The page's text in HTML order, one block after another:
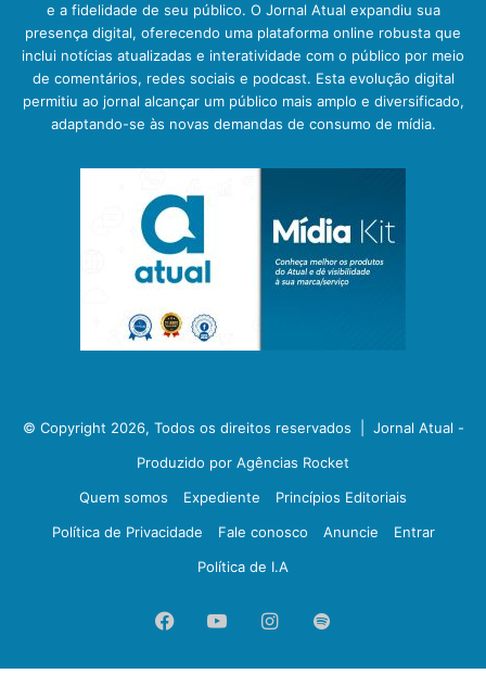
e a fidelidade de seu público. O Jornal Atual expandiu sua
presença digital, oferecendo uma plataforma online robusta que
inclui notícias atualizadas e interatividade com o público por meio
de comentários, redes sociais e podcast. Esta evolução digital
permitiu ao jornal alcançar um público mais amplo e diversificado,
adaptando-se às novas demandas de consumo de mídia.
© Copyright 2026, Todos os direitos reservados | Jornal Atual -
Produzido por Agências Rocket
Quem somos
Expediente
Princípios Editoriais
Política de Privacidade
Fale conosco Anuncie
Entrar
Política de I.A
FacebookYouTubeInstagram
Spotify